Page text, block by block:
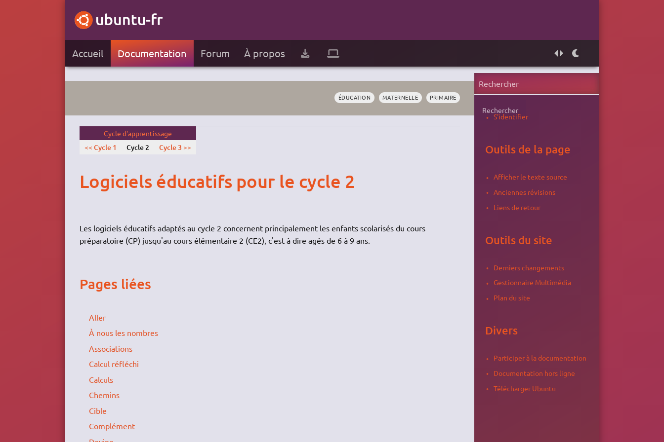
Accueil Documentation Forum À propos
ÉDUCATION MATERNELLE PRIMAIRE
Cycle d'apprentissage
<< Cycle 1 Cycle 2 Cycle 3 >>
Logiciels éducatifs pour le cycle 2
Les logiciels éducatifs adaptés au cycle 2 concernent principalement les enfants scolarisés du cours
préparatoire (CP) jusqu'au cours élémentaire 2 (CE2), c'est à dire agés de 6 à 9 ans.
Pages liées
Aller
À nous les nombres
Associations
Calcul réfléchi
Calculs
Chemins
Cible
Complément
Rechercher
S'identifier
Outils de la page
Afficher le texte source
Anciennes révisions
Liens de retour
Outils du site
Derniers changements
Gestionnaire Multimédia
Plan du site
Divers
Participer à la documentation
Documentation hors ligne
Télécharger Ubuntu